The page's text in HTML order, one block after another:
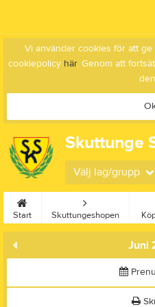
Vi använder cookies för att
cookiepolicy här. Genom att
Skuttunge
Välj lag/grupp
Start Skuttungeshopen
Juni